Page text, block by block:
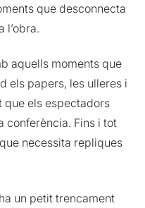
que desconnecta
l’obra.
aquells moments que
els papers, les ulleres i
que els espectadors
conferència. Fins i tot
necessita repliques
un petit trencament